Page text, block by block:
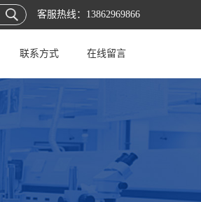
客服热线： 13862969866
联系方式 在线留言